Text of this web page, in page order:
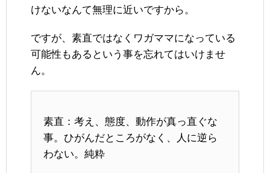
けないなんて無理に近いですから。
ですが、素直ではなくワガママになっている
可能性もあるという事を忘れてはいけませ
ん。
素直：考え、態度、動作が真っ直ぐな
事。ひがんだところがなく、人に逆ら
わない。純粋